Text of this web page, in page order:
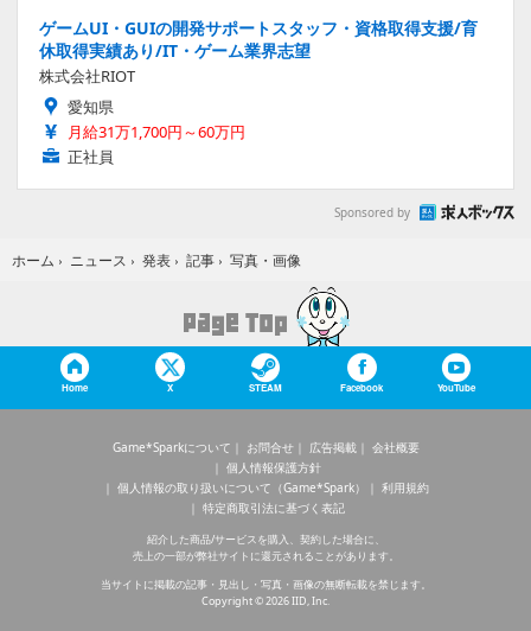
ゲームUI・GUIの開発サポートスタッフ・資格取得支援/育
休取得実績あり/IT・ゲーム業界志望
株式会社RIOT
愛知県
月給31万1,700円～60万円
正社員
Sponsored by
ホーム › ニュース › 発表 › 記事 › 写真・画像
Home X STEAM Facebook YouTube
Game*Sparkについて お問合せ 広告掲載
会社概要
個人情報保護方針
個人情報の取り扱いについて（Game*Spark）
利用規約
特定商取引法に基づく表記
紹介した商品/サービスを購入、契約した場合に、
売上の一部が弊社サイトに還元されることがあります。
当サイトに掲載の記事・見出し・写真・画像の無断転載を禁じます。
Copyright © 2026 IID, Inc.